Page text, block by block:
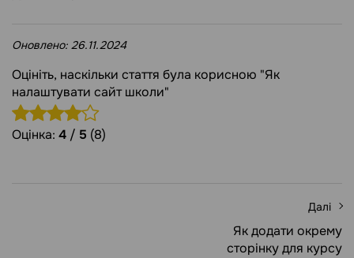
Оновлено: 26.11.2024
Оцініть, наскільки стаття була корисною "Як
налаштувати сайт школи"
Оцінка: 4 / 5 (8)
Далі
Як додати окрему
сторінку для курсу